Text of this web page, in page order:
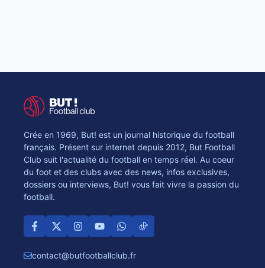
Crée en 1969, But! est un journal historique du football
français. Présent sur internet depuis 2012, But Football
Club suit l'actualité du football en temps réel. Au coeur
du foot et des clubs avec des news, infos exclusives,
dossiers ou interviews, But! vous fait vivre la passion du
football.
contact@butfootballclub.fr